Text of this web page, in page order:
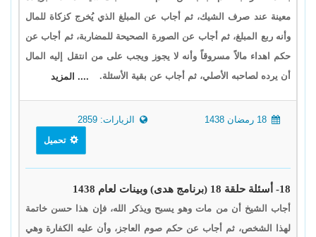
معينة عند صرف الشيك، ثم أجاب عن المبلغ الذي يُخرج كزكاة للمال
وأنه ربع المبلغ، ثم أجاب عن الصورة الصحيحة للمضاربة، ثم أجاب عن
حكم اهداء مالاً مسروقاً وأنه لا يجوز ويجب على من انتقل إليه المال
أن يرده لصاحبه الأصلي، ثم أجاب عن بقية الأسئلة.
.... المزيد
الزيارات: 2859
تحميل
18- أسئلة حلقة 18 (برنامج هدى) وبينات لعام 1438
أجاب الشيخ أن من مات وهو يسبح ويذكر الله، فإن هذا حسن خاتمة
لهذا الشخص، ثم أجاب عن حكم صوم العاجز، وأن عليه الكفارة وهي